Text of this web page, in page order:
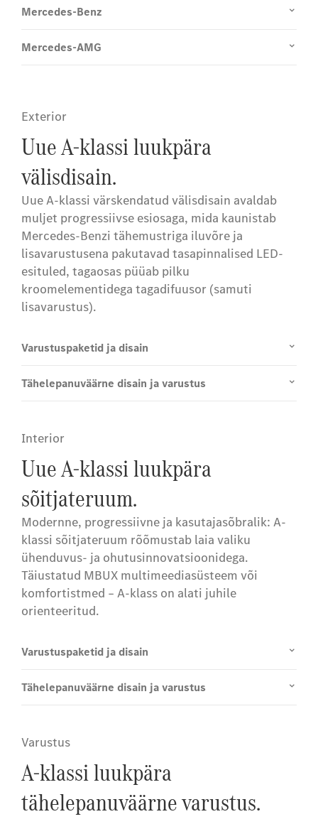
Mercedes-Benz
Mercedes-AMG
Exterior
Uue A-klassi luukpära
välisdisain.
Uue A-klassi värskendatud välisdisain avaldab
muljet progressiivse esiosaga, mida kaunistab
Mercedes-Benzi tähemustriga iluvõre ja
lisavarustusena pakutavad tasapinnalised LED-
esituled, tagaosas püüab pilku
kroomelementidega tagadifuusor (samuti
lisavarustus).
Varustuspaketid ja disain
Tähelepanuväärne disain ja varustus
Interior
Uue A-klassi luukpära
sõitjateruum.
Modernne, progressiivne ja kasutajasõbralik: A-
klassi sõitjateruum rõõmustab laia valiku
ühenduvus- ja ohutusinnovatsioonidega.
Täiustatud MBUX multimeediasüsteem või
komfortistmed – A-klass on alati juhile
orienteeritud.
Varustuspaketid ja disain
Tähelepanuväärne disain ja varustus
Varustus
A-klassi luukpära
tähelepanuväärne varustus.